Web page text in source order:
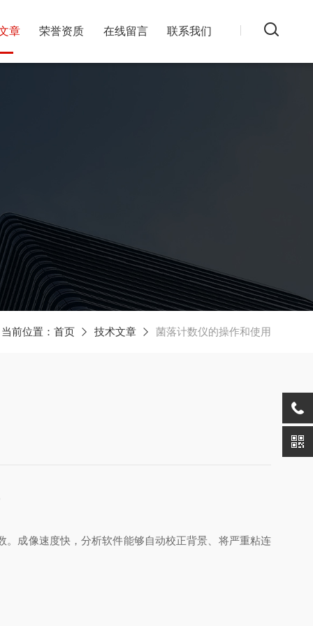
章 荣誉资质 在线留言 联系我们
当前位置： 首页 技术文章 菌落计数仪的操作和使用
成像速度快，分析软件能够自动校正背景、将严重粘连